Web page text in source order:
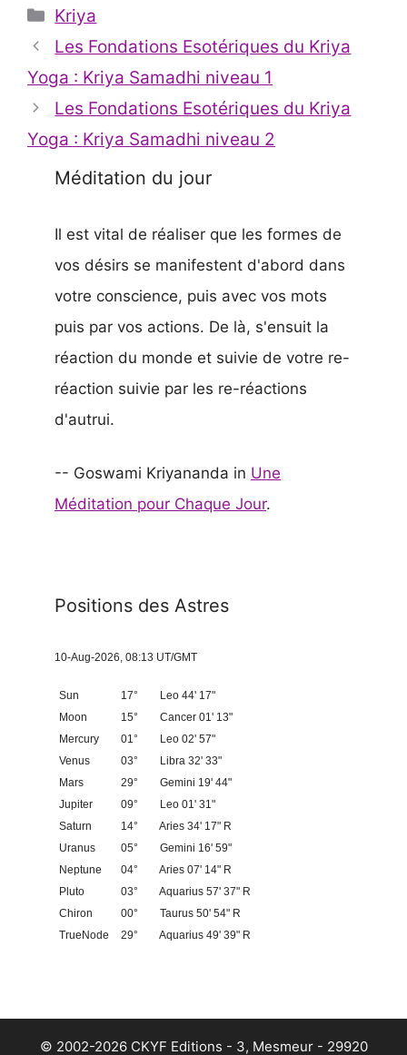
Catégories
Kriya
Les Fondations Esotériques du Kriya
Yoga : Kriya Samadhi niveau 1
Les Fondations Esotériques du Kriya
Yoga : Kriya Samadhi niveau 2
Méditation du jour
Il est vital de réaliser que les formes de
vos désirs se manifestent d'abord dans
votre conscience, puis avec vos mots
puis par vos actions. De là, s'ensuit la
réaction du monde et suivie de votre re-
réaction suivie par les re-réactions
d'autrui.
-- Goswami Kriyananda in Une
Méditation pour Chaque Jour.
Positions des Astres
10-Aug-2026, 08:13 UT/GMT
Sun 17°
Leo 44' 17"
Moon
15°
Cancer 01' 13"
Mercury
01°
Leo 02' 57"
Venus
03°
Libra 32' 33"
Mars
29°
Gemini 19' 44"
Jupiter
09°
Leo 01' 31"
Saturn
14°
Aries 34' 17" R
Uranus
05°
Gemini 16' 59"
Neptune
04°
Aries 07' 14" R
Pluto
03°
Aquarius 57' 37" R
Chiron
00°
Taurus 50' 54" R
TrueNode
29° Aquarius 49' 39" R
© 2002-2026 CKYF Editions - 3, Mesmeur - 29920